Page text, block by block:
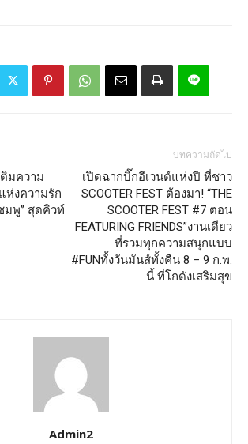
มความ
ห่งความรัก
มพู” สุดคิวท์
บทความถัดไป
เปิดฉากบิ๊กอีเวนต์แห่งปี ที่ชาว
SCOOTER FEST ต้องมา! “THE
SCOOTER FEST #7 ตอน
FEATURING FRIENDS”งานเดียว
ที่รวมทุกความสนุกแบบ
#FUNทั้งวันมันส์ทั้งคืน 8 – 9 ก.พ.
นี้ ที่โกดังเสริมสุข
Admin2